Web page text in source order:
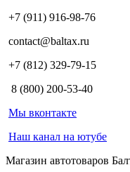
+7 (911) 916-98-76
contact@baltax.ru
+7 (812) 329-79-15
8 (800) 200-53-40
Мы вконтакте
Наш канал на ютубе
Магазин автотоваров